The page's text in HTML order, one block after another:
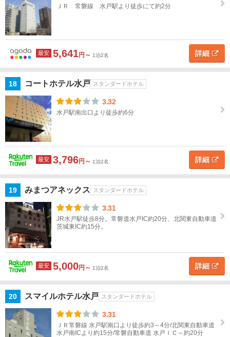
ＪＲ 常磐線 水戸駅より徒歩にて約2分
最安 5,641円～ 1泊2名 詳細
18 コートホテル水戸 スタンダードホテル
3.32
水戸駅南出口より徒歩約6分
最安 3,796円～ 1泊2名 詳細
19 みまつアネックス スタンダードホテル
3.31
JR水戸駅徒歩8分。常磐道水戸IC約20分、北関東自動車道
茨城東IC約15分。
最安 5,000円～ 1泊2名 詳細
20 スマイルホテル水戸 スタンダードホテル
3.31
ＪＲ常磐線 水戸駅南口より徒歩約3～4分/北関東自動車道
水戸南ICより約15分/常磐自動車道 水戸ＩＣ～約20分